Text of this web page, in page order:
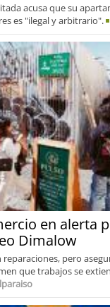
acusa que su
es "ilegal y arbitrario".
en alerta
Dimalow
pero
que trabajos se